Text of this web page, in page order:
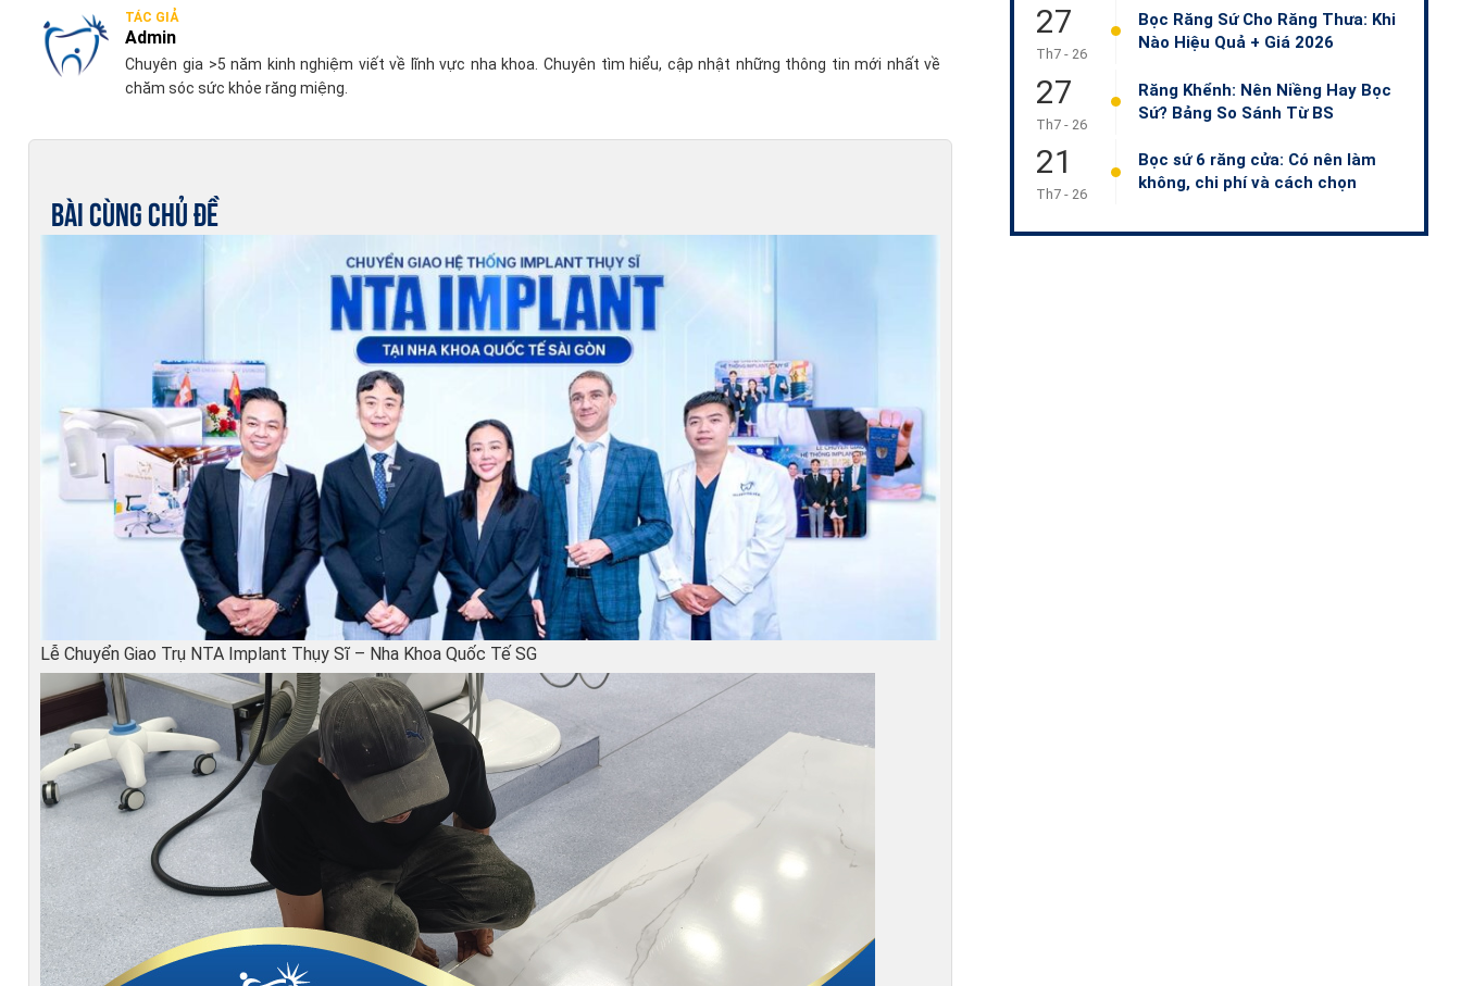
TÁC GIẢ
Admin
Chuyên gia >5 năm kinh nghiệm viết về lĩnh vực nha khoa. Chuyên tìm hiểu, cập nhật những thông tin mới nhất về
chăm sóc sức khỏe răng miệng.
Bài cùng chủ đề
Lễ Chuyển Giao Trụ NTA Implant Thụy Sĩ – Nha Khoa Quốc Tế SG
27
Th7 - 26
Bọc Răng Sứ Cho Răng Thưa: Khi
Nào Hiệu Quả + Giá 2026
27
Th7 - 26
Răng Khểnh: Nên Niềng Hay Bọc
Sứ? Bảng So Sánh Từ BS
21
Th7 - 26
Bọc sứ 6 răng cửa: Có nên làm
không, chi phí và cách chọn